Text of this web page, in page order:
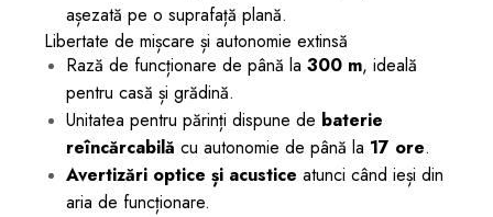
așezată pe o suprafață plană.
Libertate de mișcare și autonomie extinsă
Rază de funcționare de până la 300 m, ideală
pentru casă și grădină.
Unitatea pentru părinți dispune de baterie
reîncărcabilă cu autonomie de până la 17 ore.
Avertizări optice și acustice atunci când ieși din
aria de funcționare.